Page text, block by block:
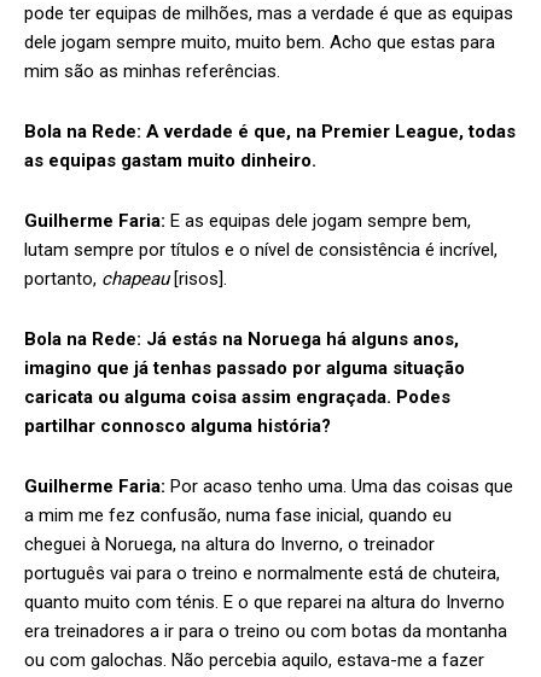
pode ter equipas de milhões, mas a verdade é que as equipas
dele jogam sempre muito, muito bem. Acho que estas para
mim são as minhas referências.
Bola na Rede: A verdade é que, na Premier League, todas
as equipas gastam muito dinheiro.
Guilherme Faria: E as equipas dele jogam sempre bem,
lutam sempre por títulos e o nível de consistência é incrível,
portanto, chapeau[risos].
Bola na Rede: Já estás na Noruega há alguns anos,
imagino que já tenhas passado por alguma situação
caricata ou alguma coisa assim engraçada. Podes
partilhar connosco alguma história?
Guilherme Faria: Por acaso tenho uma. Uma das coisas que
a mim me fez confusão, numa fase inicial, quando eu
cheguei à Noruega, na altura do Inverno, o treinador
português vai para o treino e normalmente está de chuteira,
quanto muito com ténis. E o que reparei na altura do Inverno
era treinadores a ir para o treino ou com botas da montanha
ou com galochas. Não percebia aquilo, estava-me a fazer